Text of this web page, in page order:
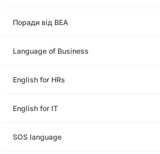
Поради від BEA
Language of Business
English for HRs
English for IT
SOS language